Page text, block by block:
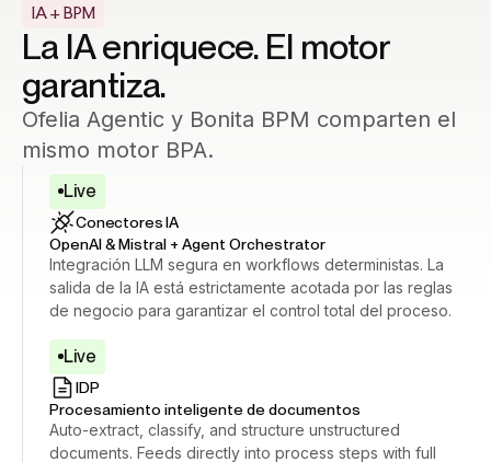
IA + BPM
La IA enriquece. El motor
garantiza.
Ofelia Agentic y Bonita BPM comparten el
mismo motor BPA.
Live
Conectores IA
OpenAI & Mistral + Agent Orchestrator
Integración LLM segura en workflows deterministas. La
salida de la IA está estrictamente acotada por las reglas
de negocio para garantizar el control total del proceso.
Live
IDP
Procesamiento inteligente de documentos
Auto-extract, classify, and structure unstructured
documents. Feeds directly into process steps with full